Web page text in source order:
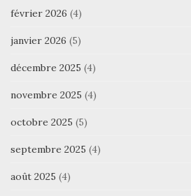
février 2026 (4)
janvier 2026 (5)
décembre 2025 (4)
novembre 2025 (4)
octobre 2025 (5)
septembre 2025 (4)
août 2025 (4)